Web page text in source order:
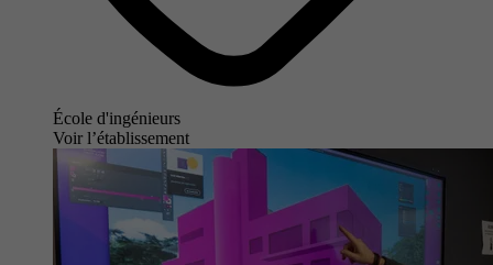
École d'ingénieurs
Voir l’établissement